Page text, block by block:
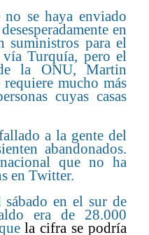
se haya enviado
en
suministros para el
Turquía, pero el
la ONU, Martin
mucho más
cuyas casas
a la gente del
abandonados.
que no ha
en Twitter.
en el sur de
era de 28.000
la cifra se podría